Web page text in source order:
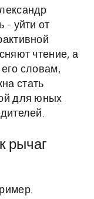
- уйти от
чтение, а
словам,
стать
для юных
рычаг